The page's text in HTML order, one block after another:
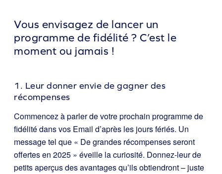
Vous envisagez de lancer un
programme de fidélité ? C’est le
moment ou jamais !
1. Leur donner envie de gagner des
récompenses
Commencez à parler de votre prochain programme de
fidélité dans vos Email d’après les jours fériés. Un
message tel que « De grandes récompenses seront
offertes en 2025 » éveille la curiosité. Donnez-leur de
petits aperçus des avantages qu’ils obtiendront – juste